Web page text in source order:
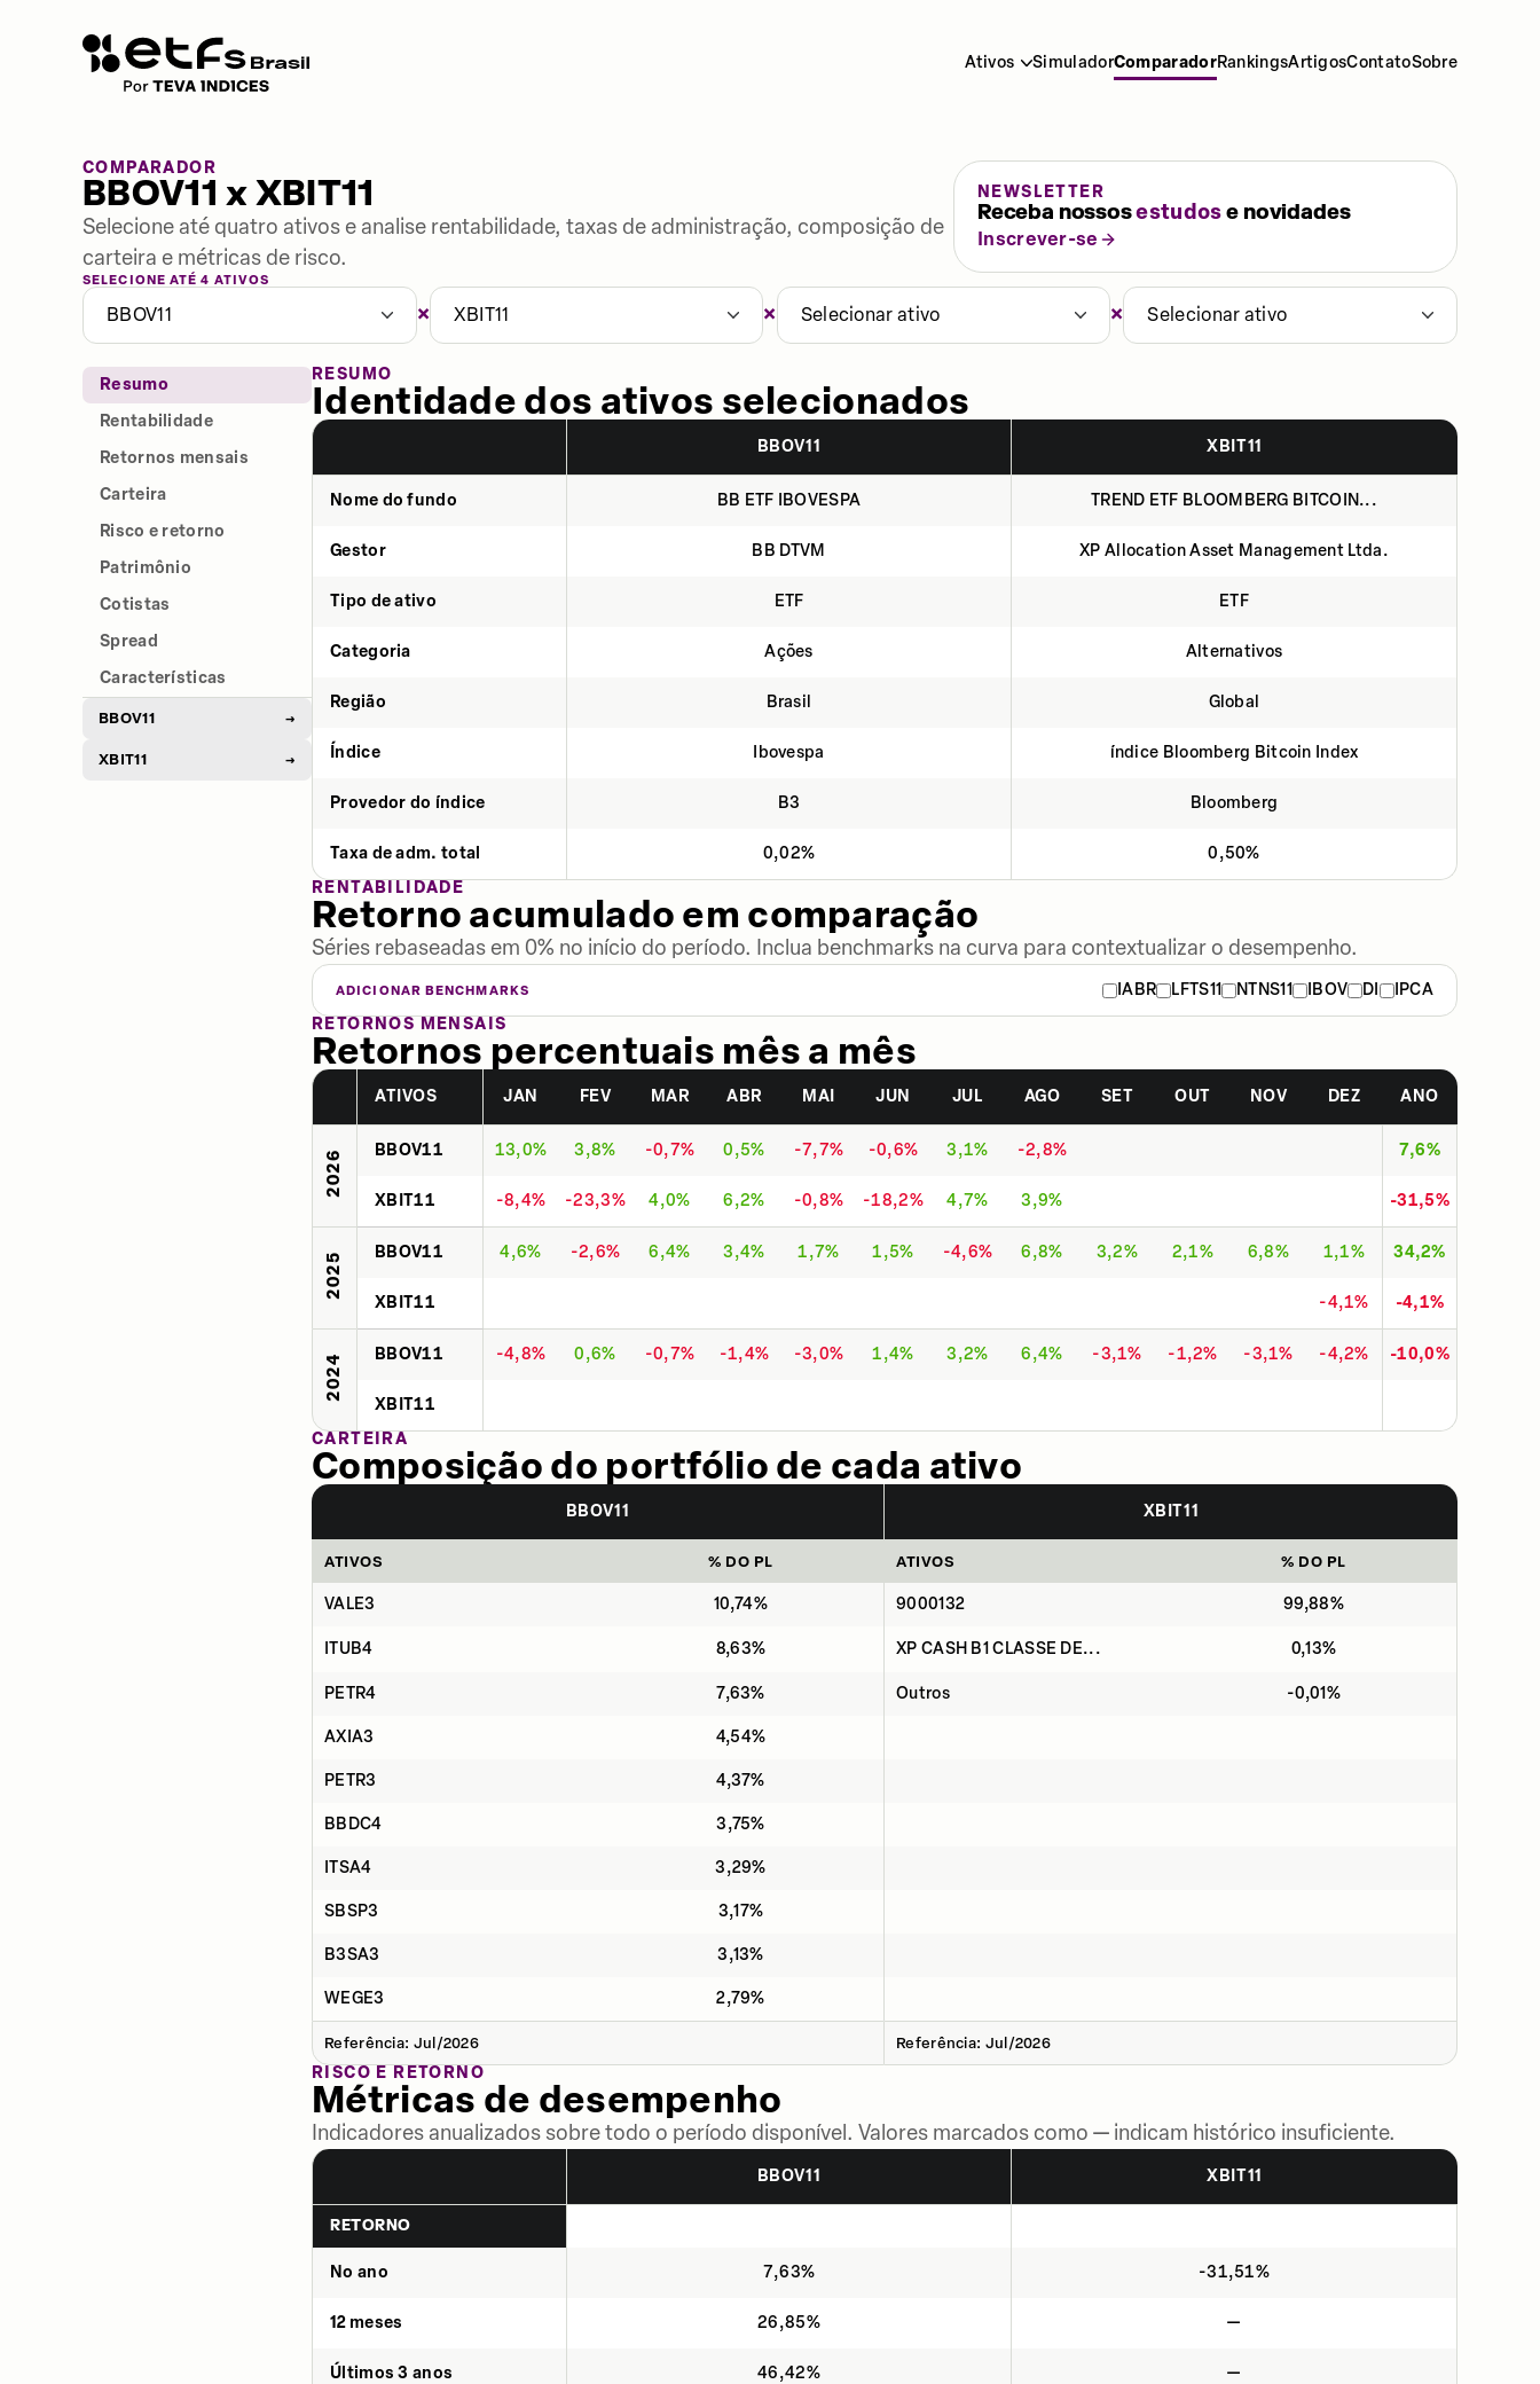
Ativos SimuladorComparadorRankingsArtigosContatoSobre
COMPARADOR
BBOV11 x XBIT11
Selecione até quatro ativos e analise rentabilidade, taxas de administração, composição de
carteira e métricas de risco.
NEWSLETTER
Receba nossosestudose novidades
Inscrever-se
SELECIONE ATÉ 4 ATIVOS
BBOV11 × XBIT11 × Selecionar ativo × Selecionar ativo
Resumo
Rentabilidade
Retornos mensais
Carteira
Risco e retorno
Patrimônio
Cotistas
Spread
Características
BBOV11 →
XBIT11 →
RESUMO
Identidade dos ativos selecionados
BBOV11 XBIT11
Nome do fundo BB ETF IBOVESPA TREND ETF BLOOMBERG BITCOIN...
Gestor BB DTVM XP Allocation Asset Management Ltda.
Tipo de ativo ETF ETF
Categoria Ações Alternativos
Região Brasil Global
Índice Ibovespa índice Bloomberg Bitcoin Index
Provedor do índice B3 Bloomberg
Taxa de adm. total 0,02%
0,50%
RENTABILIDADE
Retorno acumulado em comparação
Séries rebaseadas em 0% no início do período. Inclua benchmarks na curva para contextualizar o desempenho.
ADICIONAR BENCHMARKS IABR LFTS11 NTNS11 IBOV DI
IPCA
RETORNOS MENSAIS
Retornos percentuais mês a mês
ATIVOS JAN FEV MAR ABR MAI JUN JUL AGO SET OUT NOV DEZ ANO
2026 BBOV11 13,0% 3,8% -0,7% 0,5% -7,7% -0,6% 3,1% -2,8% 7,6%
XBIT11 -8,4% -23,3% 4,0% 6,2% -0,8% -18,2% 4,7% 3,9% -31,5%
2025 BBOV11 4,6% -2,6% 6,4% 3,4% 1,7% 1,5% -4,6% 6,8% 3,2% 2,1% 6,8% 1,1% 34,2%
XBIT11 -4,1% -4,1%
2024 BBOV11 -4,8% 0,6% -0,7% -1,4% -3,0% 1,4% 3,2% 6,4% -3,1% -1,2% -3,1% -4,2% -10,0%
XBIT11
CARTEIRA
Composição do portfólio de cada ativo
BBOV11 XBIT11
ATIVOS % DO PL ATIVOS % DO PL
VALE3 10,74% 9000132 99,88%
ITUB4 8,63% XP CASH B1 CLASSE DE... 0,13%
PETR4 7,63% Outros -0,01%
AXIA3 4,54%
PETR3 4,37%
BBDC4 3,75%
ITSA4 3,29%
SBSP3 3,17%
B3SA3 3,13%
WEGE3 2,79%
Referência: Jul/2026 Referência: Jul/2026
RISCO E RETORNO
Métricas de desempenho
Indicadores anualizados sobre todo o período disponível. Valores marcados como — indicam histórico insuficiente.
BBOV11 XBIT11
RETORNO
No ano 7,63% -31,51%
12 meses 26,85% —
Últimos 3 anos 46,42% —